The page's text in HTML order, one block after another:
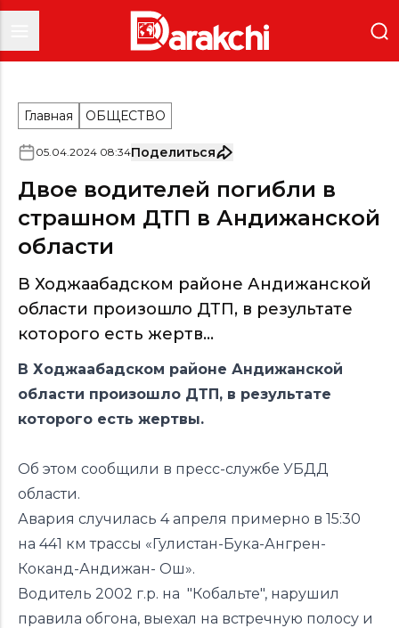
Главная ОБЩЕСТВО
05.04.2024 08:34Поделиться
Двое водителей погибли в
страшном ДТП в Андижанской
области
В Ходжаабадском районе Андижанской
области произошло ДТП, в результате
которого есть жертв...
В Ходжаабадском районе Андижанской
области произошло ДТП, в результате
которого есть жертвы.
Об этом сообщили в пресс-службе УБДД
области.
Авария случилась 4 апреля примерно в 15:30
на 441 км трассы «Гулистан-Бука-Ангрен-
Коканд-Андижан- Ош».
Водитель 2002 г.р. на "Кобальте", нарушил
правила обгона, выехал на встречную полосу и